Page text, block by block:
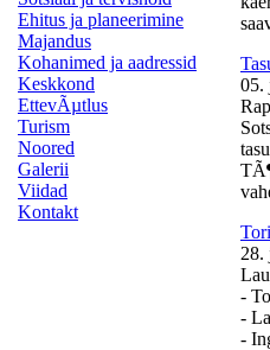
Ehitus ja planeerimine
Majandus
Kohanimed ja aadressid
Keskkond
EttevÃµtlus
Turism
Noored
Galerii
Viidad
Kontakt
05.
28.
-
-
-